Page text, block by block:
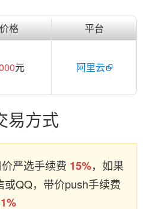
价格
平台
元 阿里云
易方式
严选手续费 15%，如果
QQ，带价push手续费
1%